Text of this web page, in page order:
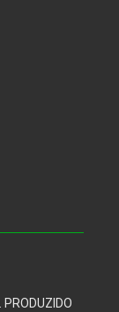
PRODUZIDO